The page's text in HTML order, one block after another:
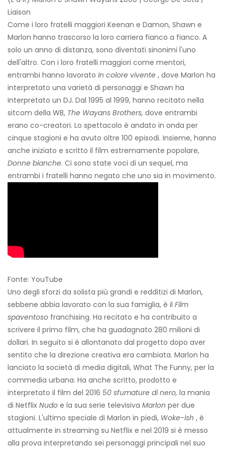
Liaison
Come i loro fratelli maggiori Keenan e Damon, Shawn e
Marlon hanno trascorso la loro carriera fianco a fianco. A
solo un anno di distanza, sono diventati sinonimi l'uno
dell'altro. Con i loro fratelli maggiori come mentori,
entrambi hanno lavorato In colore vivente , dove Marlon ha
interpretato una varietà di personaggi e Shawn ha
interpretato un DJ. Dal 1995 al 1999, hanno recitato nella
sitcom della WB, The Wayans Brothers, dove entrambi
erano co-creatori. Lo spettacolo è andato in onda per
cinque stagioni e ha avuto oltre 100 episodi. Insieme, hanno
anche iniziato e scritto il film estremamente popolare,
Donne bianche. Ci sono state voci di un sequel, ma
entrambi i fratelli hanno negato che uno sia in movimento.
Fonte: YouTube
Uno degli sforzi da solista più grandi e redditizi di Marlon,
sebbene abbia lavorato con la sua famiglia, è il Film
spaventoso franchising. Ha recitato e ha contribuito a
scrivere il primo film, che ha guadagnato 280 milioni di
dollari. In seguito si è allontanato dal progetto dopo aver
sentito che la direzione creativa era cambiata. Marlon ha
lanciato la società di media digitali, What The Funny, per la
commedia urbana. Ha anche scritto, prodotto e
interpretato il film del 2016 50 sfumature di nero, la mania
di Netflix Nudo e la sua serie televisiva Marlon per due
stagioni. L'ultimo speciale di Marlon in piedi, Woke-ish , è
attualmente in streaming su Netflix e nel 2019 si è messo
alla prova interpretando sei personaggi principali nel suo